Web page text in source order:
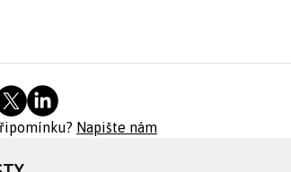
Napište nám